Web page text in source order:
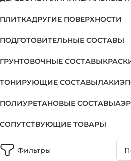
ПЛИТКАДРУГИЕ ПОВЕРХНОСТИ
ПОДГОТОВИТЕЛЬНЫЕ СОСТАВЫ
ГРУНТОВОЧНЫЕ СОСТАВЫ
ТОНИРУЮЩИЕ СОСТАВЫЛАКИ
ПОЛИУРЕТАНОВЫЕ СОСТАВЫ
СОПУТСТВУЮЩИЕ ТОВАРЫ
Фильтры